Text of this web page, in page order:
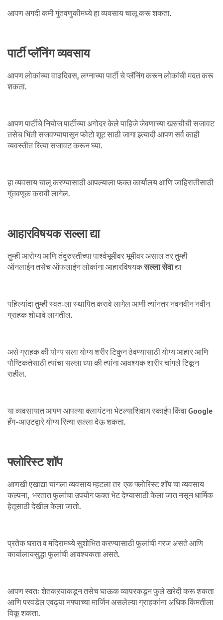
आपण अगदी कमी गुंतवणुकीमध्ये हा व्यवसाय चालू करू शकता.
पार्टी प्लॅनिंग व्यवसाय
आपण लोकांच्या वाढदिवस, लग्नाच्या पार्टी चे प्लॅनिंग करून लोकांची मदत करू
शकता.
आपण पार्टीचे नियोज पार्टीच्या अगोदर केले पाहिजे जेवणाच्या खरुचीची सजावट
तसेच भिंती सजवण्यापासून फोटो शूट साठी जागा इत्यादी आपण सर्व काही
व्यवस्तीत रित्या सजावट करून घ्या.
हा व्यवसाय चालू करण्यासाठी आपल्याला फक्त कार्यालय आणि जाहिरातीसाठी
गुंतवणूक करावी लागेल.
आहारविषयक सल्ला द्या
तुम्ही आरोग्य आणि तंदुरुस्तीच्या पार्श्वभूमीवर भूमीवर असाल तर तुम्ही
ऑनलाईन तसेच ऑफलाईन लोकांना आहारविषयकसल्ला सेवाद्या
पहिल्यांदा तुम्ही स्वतःला स्थापित करावे लागेल आणी त्यांनतर नवनवीन नवीन
ग्राहक शोधावे लागतील.
असे ग्राहक की योग्य सला योग्य शरीर टिकुन ठेवण्यासाठी योग्य आहार आणि
पौष्टिकतेसाठी त्यांचा सल्ला घ्या की त्यांना आवश्यक शारीर चांगले टिकून
राहील.
या व्यवसायात आपण आपल्या क्लायंटना भेटल्याशिवाय स्काईप किंवा Google
हँग-आउटद्वारे योग्य रित्या सल्ला देऊ शकता.
फ्लोरिस्ट शॉप
आणखी एखाद्या चांगला व्यवसाय म्हटला तर एक फ्लोरिस्ट शॉप चा व्यवसाय
कल्पना, भरतात फुलांचा उपयोग फक्त भेट देण्यासाठी केला जात नसून धार्मिक
हेतूसाठी देखील केला जातो.
प्रतेक घरात व मंदिरामध्ये सुशोभित करण्यासाठी फुलांची गरज असते आणि
कार्यालायसुद्धा फुलांची आवश्यकता असते.
आपण स्वतः शेतकऱयाकडून तसेच घाऊक व्यापरकडून फुले खरेदी करू शकता
आणि परवडेल एवढ्या नफ्याच्या मार्जिनअसलेल्याग्राहकांना अधिक किंमतीला
विकू शकता.